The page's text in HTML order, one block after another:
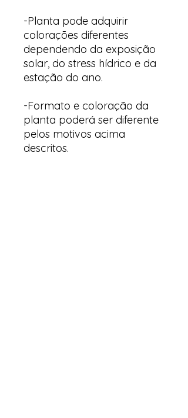
-Planta pode adquirir
colorações diferentes
dependendo da exposição
solar, do stress hídrico e da
estação do ano.
-Formato e coloração da
planta poderá ser diferente
pelos motivos acima
descritos.